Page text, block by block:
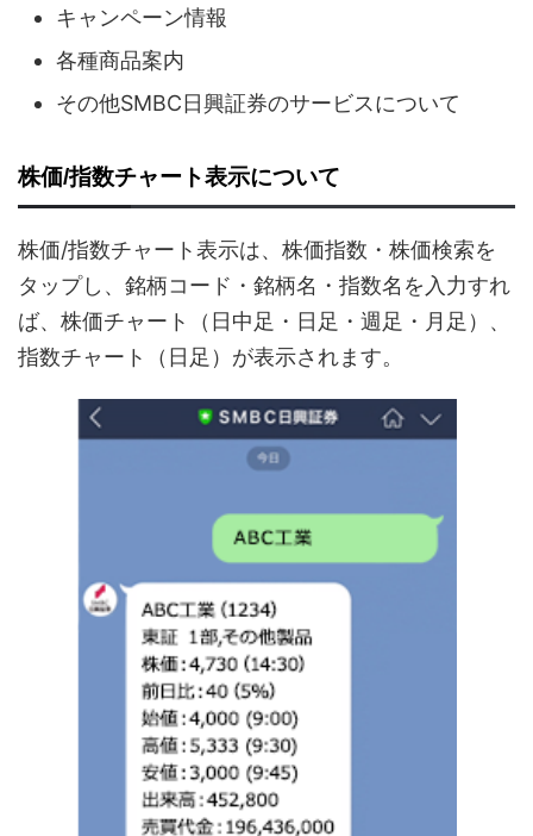
キャンペーン情報
各種商品案内
その他SMBC日興証券のサービスについて
株価/指数チャート表示について
株価/指数チャート表示は、株価指数・株価検索を
タップし、銘柄コード・銘柄名・指数名を入力すれ
ば、株価チャート（日中足・日足・週足・月足）、
指数チャート（日足）が表示されます。